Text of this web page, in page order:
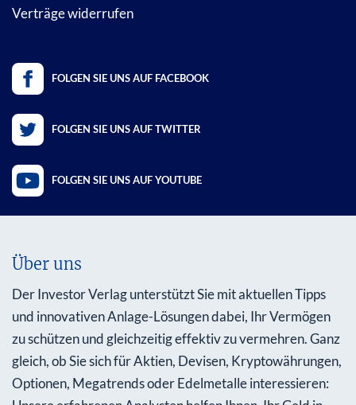
Verträge widerrufen
FOLGEN SIE UNS AUF FACEBOOK
FOLGEN SIE UNS AUF TWITTER
FOLGEN SIE UNS AUF YOUTUBE
Über uns
Der Investor Verlag unterstützt Sie mit aktuellen Tipps
und innovativen Anlage-Lösungen dabei, Ihr Vermögen
zu schützen und gleichzeitig effektiv zu vermehren. Ganz
gleich, ob Sie sich für Aktien, Devisen, Kryptowährungen,
Optionen, Megatrends oder Edelmetalle interessieren: